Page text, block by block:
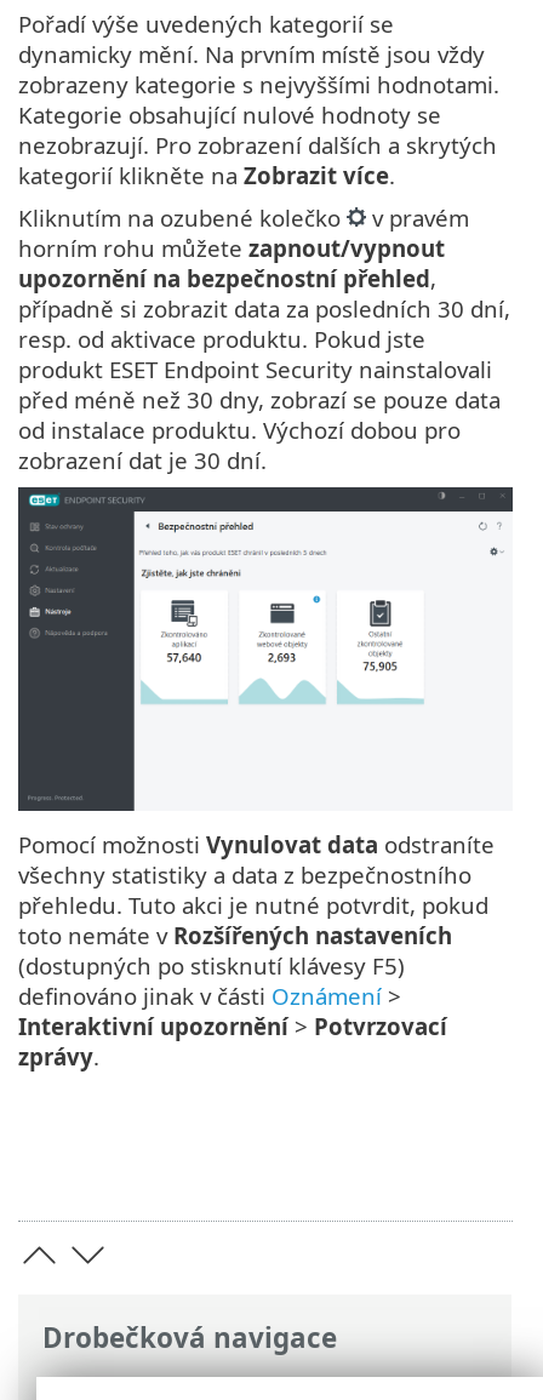
Drobečková navigace
ESET Online nápověda>ESET Endpoint
Pořadí výše uvedených kategorií se
dynamicky mění. Na prvním místě jsou vždy
zobrazeny kategorie s nejvyššími hodnotami.
Kategorie obsahující nulové hodnoty se
nezobrazují. Pro zobrazení dalších a skrytých
kategorií klikněte na Zobrazit více.
Kliknutím na ozubené kolečko
v pravém
horním rohu můžete zapnout/vypnout
upozornění na bezpečnostní přehled,
případně si zobrazit data za posledních 30 dní,
resp. od aktivace produktu. Pokud jste
produkt ESET Endpoint Security nainstalovali
před méně než 30 dny, zobrazí se pouze data
od instalace produktu. Výchozí dobou pro
zobrazení dat je 30 dní.
Pomocí možnosti Vynulovat data odstraníte
všechny statistiky a data z bezpečnostního
přehledu. Tuto akci je nutné potvrdit, pokud
toto nemáte v Rozšířených nastaveních
(dostupných po stisknutí klávesy F5)
definováno jinak v části Oznámení >
Interaktivní upozornění> Potvrzovací
zprávy.